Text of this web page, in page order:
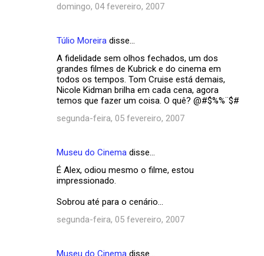
domingo, 04 fevereiro, 2007
Túlio Moreira disse…
A fidelidade sem olhos fechados, um dos
grandes filmes de Kubrick e do cinema em
todos os tempos. Tom Cruise está demais,
Nicole Kidman brilha em cada cena, agora
temos que fazer um coisa. O quê? @#$%%¨$#
segunda-feira, 05 fevereiro, 2007
Museu do Cinema disse…
É Alex, odiou mesmo o filme, estou
impressionado.
Sobrou até para o cenário...
segunda-feira, 05 fevereiro, 2007
Museu do Cinema disse…